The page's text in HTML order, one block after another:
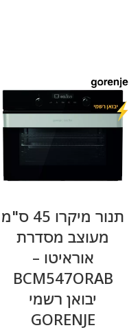
תנור מיקרו 45 ס"מ
מעוצב מסדרת
אוראיטו –
BCM547ORAB
יבואן רשמי
GORENJE